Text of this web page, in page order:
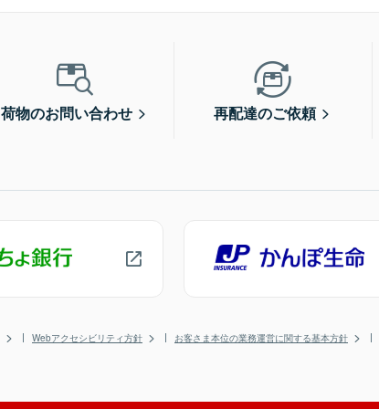
荷物のお問い合わせ 再配達のご依頼
Webアクセシビリティ方針 お客さま本位の業務運営に関する基本方針